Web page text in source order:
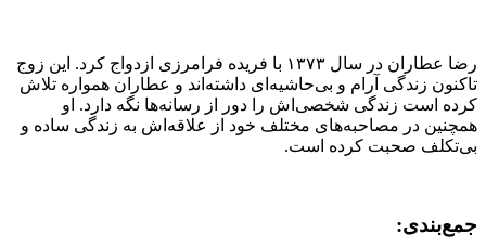
رضا عطاران در سال ۱۳۷۳ با فریده فرامرزی ازدواج کرد. این زوج
تاکنون زندگی آرام و بی‌حاشیه‌ای داشته‌اند و عطاران همواره تلاش
کرده است زندگی شخصی‌اش را دور از رسانه‌ها نگه دارد. او
همچنین در مصاحبه‌های مختلف خود از علاقه‌اش به زندگی ساده و
بی‌تکلف صحبت کرده است.
جمع‌بندی: